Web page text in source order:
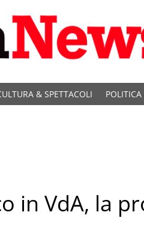
& SPETTACOLI
in VdA, la